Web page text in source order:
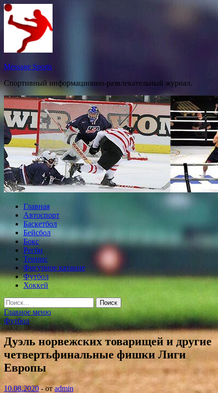
Перейти
содержимому
Message Sports
Спортивный информационно-развлекательный журнал.
Главная
Автоспорт
Баскетбол
Бейсбол
Бокс
Регби
Теннис
Фигурное катание
Футбол
Хоккей
Найти:
Главное меню
Футбол
Дуэль норвежских товарищей и другие
четвертьфинальные фишки Лиги
Европы
10.08.2020- от admin